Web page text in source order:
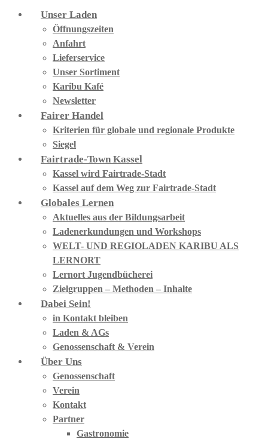
Unser Laden
Öffnungszeiten
Anfahrt
Lieferservice
Unser Sortiment
Karibu Kafé
Newsletter
Fairer Handel
Kriterien für globale und regionale Produkte
Siegel
Fairtrade-Town Kassel
Kassel wird Fairtrade-Stadt
Kassel auf dem Weg zur Fairtrade-Stadt
Globales Lernen
Aktuelles aus der Bildungsarbeit
Ladenerkundungen und Workshops
WELT- UND REGIOLADEN KARIBU ALS
LERNORT
Lernort Jugendbücherei
Zielgruppen – Methoden – Inhalte
Dabei Sein!
in Kontakt bleiben
Laden & AGs
Genossenschaft & Verein
Über Uns
Genossenschaft
Verein
Kontakt
Partner
Gastronomie